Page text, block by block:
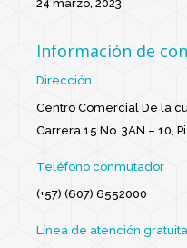
24 marzo, 2023
Información de
Dirección
Centro Comercial De la
Carrera 15 No. 3AN – 10,
Teléfono conmutador
(+57) (607) 6552000
Línea de atención